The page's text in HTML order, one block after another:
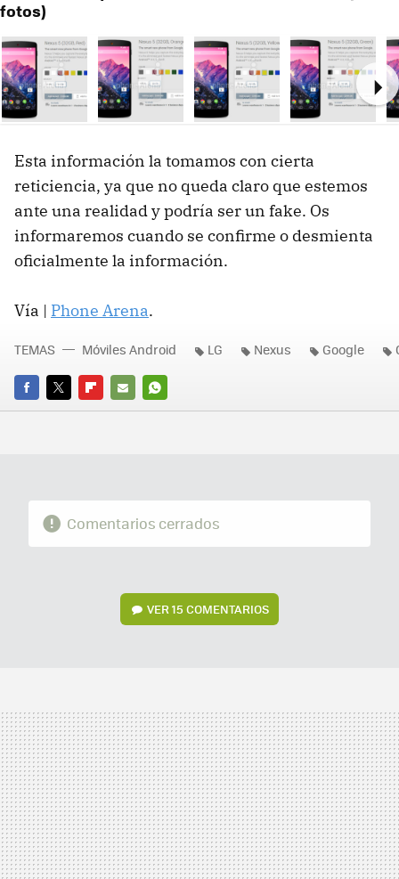
fotos)
Esta información la tomamos con cierta
reticiencia, ya que no queda claro que estemos
ante una realidad y podría ser un fake. Os
informaremos cuando se confirme o desmienta
oficialmente la información.
Vía | Phone Arena.
FACEBOOK
TWITTERFLIPBOARD
E-
WHATSAPP
TEMAS Móviles Android LG Nexus Google
Comentarios cerrados
VER15 COMENTARIOS